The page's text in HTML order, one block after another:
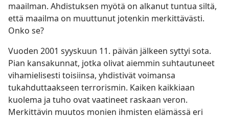
maailman. Ahdistuksen myötä on alkanut tuntua siltä,
että maailma on muuttunut jotenkin merkittävästi.
Onko se?
Vuoden 2001 syyskuun 11. päivän jälkeen syttyi sota.
Pian kansakunnat, jotka olivat aiemmin suhtautuneet
vihamielisesti toisiinsa, yhdistivät voimansa
tukahduttaakseen terrorismin. Kaiken kaikkiaan
kuolema ja tuho ovat vaatineet raskaan veron.
Merkittävin muutos monien ihmisten elämässä eri